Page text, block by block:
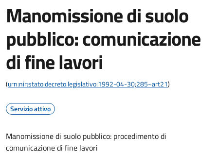
Manomissione di suolo
pubblico: comunicazione
di fine lavori
(urn:nir:stato:decreto.legislativo:1992-04-30;285~art21)
Servizio attivo
Manomissione di suolo pubblico: procedimento di
comunicazione di fine lavori